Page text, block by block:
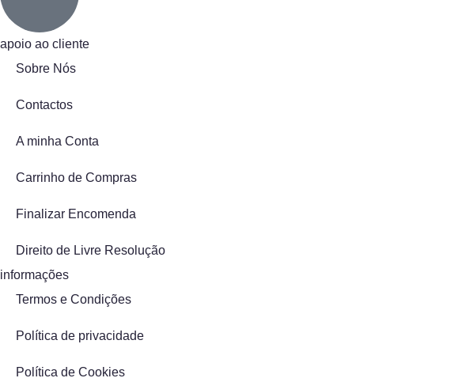
apoio ao cliente
Sobre Nós
Contactos
A minha Conta
Carrinho de Compras
Finalizar Encomenda
Direito de Livre Resolução
informações
Termos e Condições
Política de privacidade
Política de Cookies